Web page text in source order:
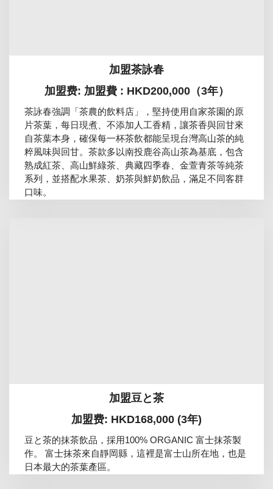
加盟茶詠春
加盟费: 加盟費 : HKD200,000（3年）
茶詠春強調「茶農的飲料店」，堅持使用自家茶園的原
片茶葉，每日現煮、不添加人工香精，讓茶香與回甘來
自茶葉本身，確保每一杯茶飲都能呈現台灣高山茶的純
粹風味與回甘。茶款多以南投鹿谷高山茶為基底，包含
熟成紅茶、高山鮮綠茶、典藏四季春、金萱青茶等純茶
系列，並搭配水果茶、奶茶與鮮奶飲品，滿足不同客群
口味。
加盟豆と茶
加盟费: HKD168,000 (3年)
豆と茶的抹茶飲品，採用100% ORGANIC 富士抹茶製
作。 富士抹茶來自靜岡縣，這裡是富士山所在地，也是
日本最大的茶葉產區。